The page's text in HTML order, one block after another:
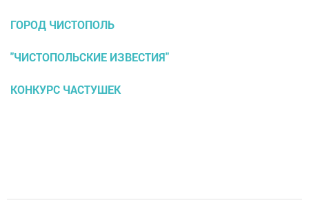
ГОРОД ЧИСТОПОЛЬ
"ЧИСТОПОЛЬСКИЕ ИЗВЕСТИЯ"
КОНКУРС ЧАСТУШЕК